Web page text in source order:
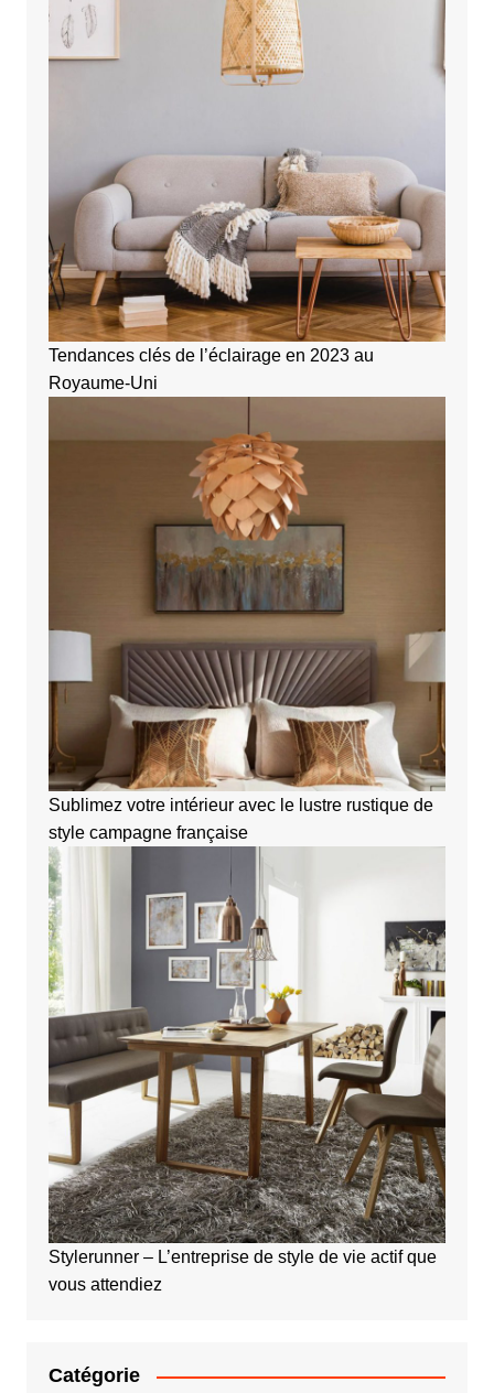
Tendances clés de l’éclairage en 2023 au
Royaume-Uni
Sublimez votre intérieur avec le lustre rustique de
style campagne française
Stylerunner – L’entreprise de style de vie actif que
vous attendiez
Catégorie